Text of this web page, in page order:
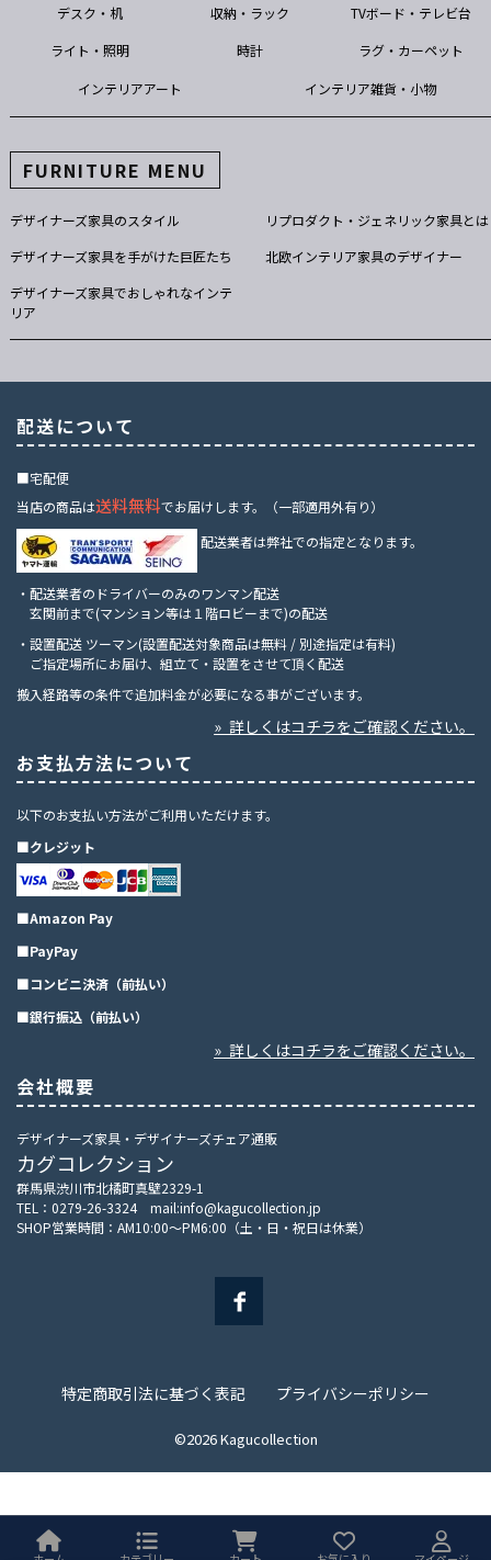
デスク・机 収納・ラック TVボード・テレビ台
ライト・照明 時計 ラグ・カーペット
インテリアアート インテリア雑貨・小物
FURNITURE MENU
デザイナーズ家具のスタイル
リプロダクト・ジェネリック家具とは
デザイナーズ家具を手がけた巨匠たち
北欧インテリア家具のデザイナー
デザイナーズ家具でおしゃれなインテ
リア
配送について
■宅配便
当店の商品は送料無料でお届けします。（一部適用外有り）
配送業者は弊社での指定となります。
・配送業者のドライバーのみのワンマン配送
玄関前まで(マンション等は１階ロビーまで)の配送
・設置配送 ツーマン(設置配送対象商品は無料 / 別途指定は有料)
ご指定場所にお届け、組立て・設置をさせて頂く配送
搬入経路等の条件で追加料金が必要になる事がございます。
» 詳しくはコチラをご確認ください。
お支払方法について
以下のお支払い方法がご利用いただけます。
■クレジット
■Amazon Pay
■PayPay
■コンビニ決済（前払い）
■銀行振込（前払い）
» 詳しくはコチラをご確認ください。
会社概要
デザイナーズ家具・デザイナーズチェア通販
カグコレクション
群馬県渋川市北橘町真壁2329-1
TEL：0279-26-3324 mail:info@kagucollection.jp
SHOP営業時間：AM10:00～PM6:00（土・日・祝日は休業）
特定商取引法に基づく表記 プライバシーポリシー
©2026 Kagucollection